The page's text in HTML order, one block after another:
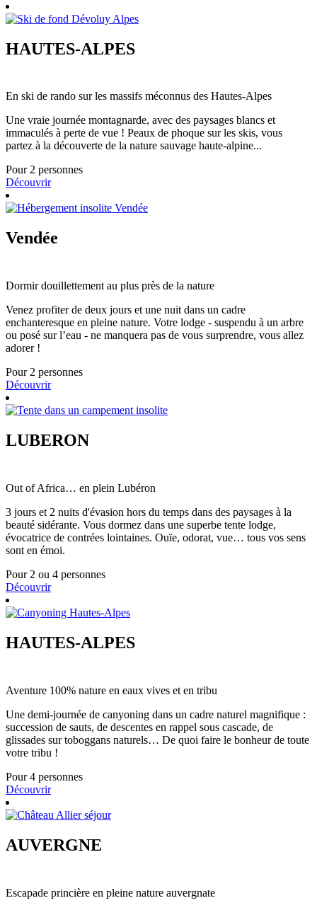
HAUTES-ALPES
En ski de rando sur les massifs méconnus des Hautes-Alpes
Une vraie journée montagnarde, avec des paysages blancs et
immaculés à perte de vue ! Peaux de phoque sur les skis, vous
partez à la découverte de la nature sauvage haute-alpine...
Pour 2 personnes
Découvrir
Vendée
Dormir douillettement au plus près de la nature
Venez profiter de deux jours et une nuit dans un cadre
enchanteresque en pleine nature. Votre lodge - suspendu à un arbre
ou posé sur l’eau - ne manquera pas de vous surprendre, vous allez
adorer !
Pour 2 personnes
Découvrir
LUBERON
Out of Africa… en plein Lubéron
3 jours et 2 nuits d'évasion hors du temps dans des paysages à la
beauté sidérante. Vous dormez dans une superbe tente lodge,
évocatrice de contrées lointaines. Ouïe, odorat, vue… tous vos sens
sont en émoi.
Pour 2 ou 4 personnes
Découvrir
HAUTES-ALPES
Aventure 100% nature en eaux vives et en tribu
Une demi-journée de canyoning dans un cadre naturel magnifique :
succession de sauts, de descentes en rappel sous cascade, de
glissades sur toboggans naturels… De quoi faire le bonheur de toute
votre tribu !
Pour 4 personnes
Découvrir
AUVERGNE
Escapade princière en pleine nature auvergnate